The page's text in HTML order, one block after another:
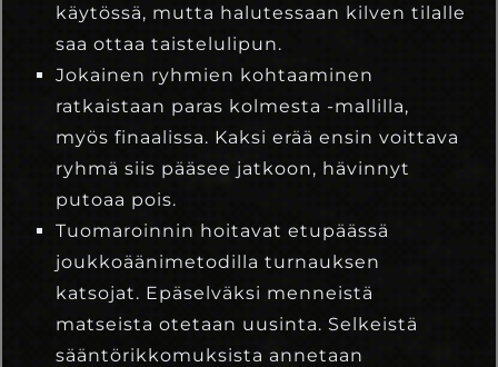
käytössä, mutta halutessaan kilven tilalle
saa ottaa taistelulipun.
Jokainen ryhmien kohtaaminen
ratkaistaan paras kolmesta -mallilla,
myös finaalissa. Kaksi erää ensin voittava
ryhmä siis pääsee jatkoon, hävinnyt
putoaa pois.
Tuomaroinnin hoitavat etupäässä
joukkoäänimetodilla turnauksen
katsojat. Epäselväksi menneistä
matseista otetaan uusinta. Selkeistä
sääntörikkomuksista annetaan